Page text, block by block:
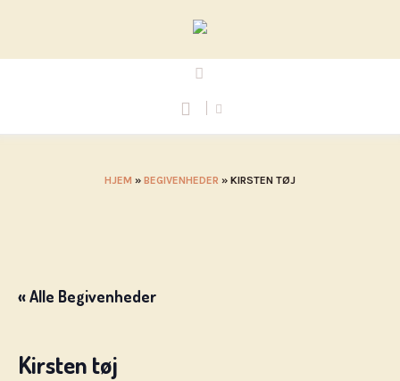
HJEM » BEGIVENHEDER » KIRSTEN TØJ
« Alle Begivenheder
Kirsten tøj